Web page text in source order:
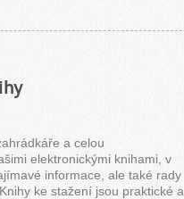
a celou
elektronickými knihami, v
informace, ale také rady
ke stažení jsou praktické a